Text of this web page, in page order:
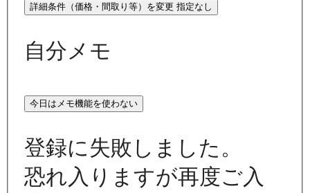
詳細条件（価格・間取り等）を変更 指定なし
自分メモ
今日はメモ機能を使わない
登録に失敗しました。
恐れ入りますが再度ご入